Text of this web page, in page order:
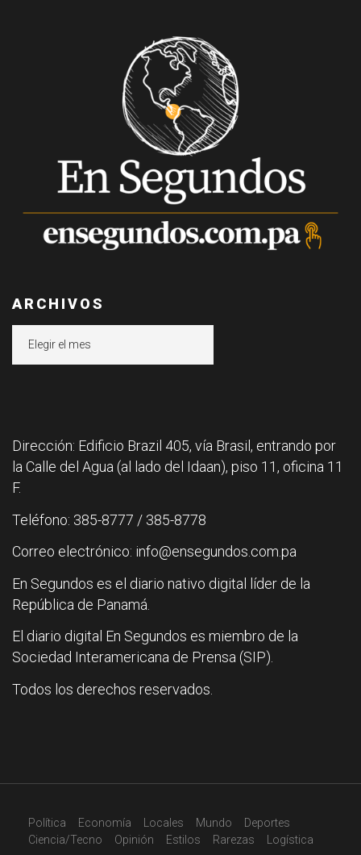
ARCHIVOS
Dirección: Edificio Brazil 405, vía Brasil, entrando por
la Calle del Agua (al lado del Idaan), piso 11, oficina 11
F.
Teléfono: 385-8777 / 385-8778
Correo electrónico: info@ensegundos.com.pa
En Segundos es el diario nativo digital líder de la
República de Panamá.
El diario digital En Segundos es miembro de la
Sociedad Interamericana de Prensa (SIP).
Todos los derechos reservados.
Política Economía Locales Mundo
Deportes
Ciencia/Tecno
Opinión Estilos Rarezas Logística